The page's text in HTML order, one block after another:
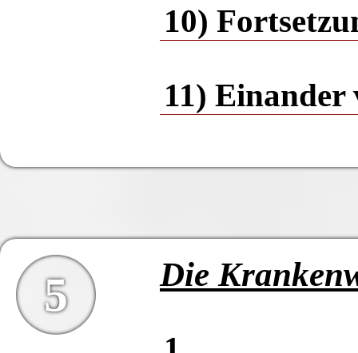
10)
11) Einander
5 Die